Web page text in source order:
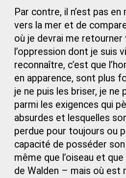
Par contre, il n’est pas
vers la mer et de
où je devrai me
l’oppression dont je suis
reconnaître, c’est que
en apparence, sont plus
je ne puis les briser, je
parmi les exigences qui
absurdes et lesquelles
perdue pour toujours ou
capacité de posséder
même que l’oiseau et
de Walden – mais où est